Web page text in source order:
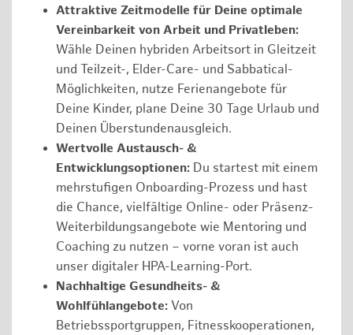
Attraktive Zeitmodelle für Deine optimale
Vereinbarkeit von Arbeit und Privatleben:
Wähle Deinen hybriden Arbeitsort in Gleitzeit
und Teilzeit-, Elder-Care- und Sabbatical-
Möglichkeiten, nutze Ferienangebote für
Deine Kinder, plane Deine 30 Tage Urlaub und
Deinen Überstundenausgleich.
Wertvolle Austausch- &
Entwicklungsoptionen: Du startest mit einem
mehrstufigen Onboarding-Prozess und hast
die Chance, vielfältige Online- oder Präsenz-
Weiterbildungsangebote wie Mentoring und
Coaching zu nutzen – vorne voran ist auch
unser digitaler HPA-Learning-Port.
Nachhaltige Gesundheits- &
Wohlfühlangebote: Von
Betriebssportgruppen, Fitnesskooperationen,